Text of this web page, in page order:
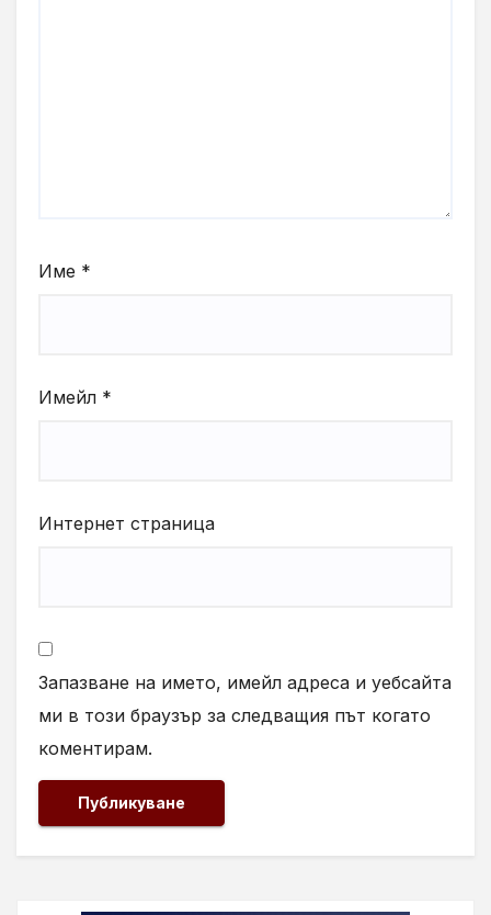
Име *
Имейл *
Интернет страница
Запазване на името, имейл адреса и уебсайта
ми в този браузър за следващия път когато
коментирам.